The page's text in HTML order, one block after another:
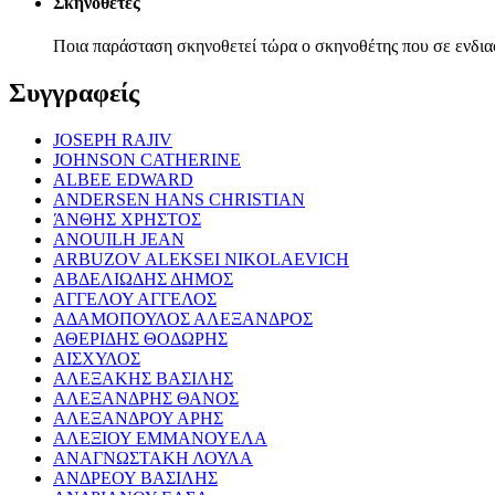
Ποια παράσταση σκηνοθετεί τώρα ο σκηνοθέτης που σε
Συγγραφείς
JOSEPH RAJIV
JOHNSON CATHERINE
ALBEE EDWARD
ANDERSEN HANS CHRISTIAN
ΆΝΘΗΣ ΧΡΗΣΤΟΣ
ANOUILH JEAN
ARBUZOV ALEKSEI NIKOLAEVICH
ΑΒΔΕΛΙΩΔΗΣ ΔΗΜΟΣ
ΑΓΓΕΛΟΥ ΑΓΓΕΛΟΣ
ΑΔΑΜΟΠΟΥΛΟΣ ΑΛΕΞΑΝΔΡΟΣ
ΑΘΕΡΙΔΗΣ ΘΟΔΩΡΗΣ
ΑΙΣΧΥΛΟΣ
ΑΛΕΞΑΚΗΣ ΒΑΣΙΛΗΣ
ΑΛΕΞΑΝΔΡΗΣ ΘΑΝΟΣ
ΑΛΕΞΑΝΔΡΟΥ ΑΡΗΣ
ΑΛΕΞΙΟΥ ΕΜΜΑΝΟΥΕΛΑ
ΑΝΑΓΝΩΣΤΑΚΗ ΛΟΥΛΑ
ΑΝΔΡΕΟΥ ΒΑΣΙΛΗΣ